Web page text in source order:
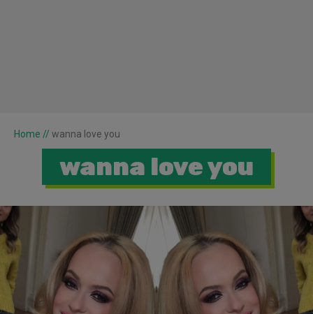
Home // wanna love you
wanna love you